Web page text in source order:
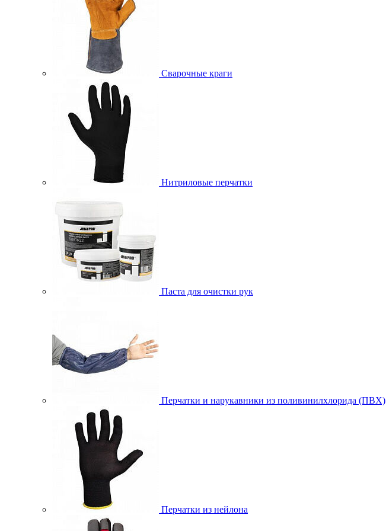
Сварочные краги
Нитриловые перчатки
Паста для очистки рук
Перчатки и нарукавники из поливинилхлорида (ПВХ)
Перчатки из нейлона